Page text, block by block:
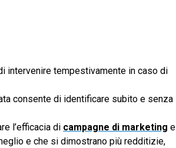
intervenire tempestivamente in caso di
consente di identificare subito e senza
l’efficacia di campagne di marketing e
e che si dimostrano più redditizie,